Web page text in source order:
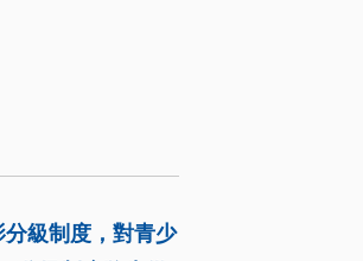
級制度，對青少